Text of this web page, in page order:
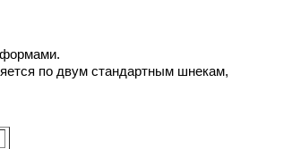
по двум стандартным шнекам,